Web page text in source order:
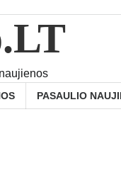
PASAULIO